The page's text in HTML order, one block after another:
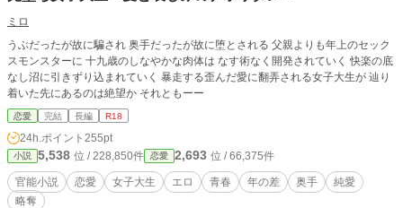
ミロ
うぶだったが故に騙され 奥手だったが故に堕とされる 父親よりも年上のセック
スモンスターに 十九歳のしなやかな肉体は なす術なく開発されていく 快楽の底
なし沼に引きずり込まれていく 暴走する歪んだ愛に翻弄される女子大生が 辿り
着いた先にあるのは絶望か それともーー
恋愛 完結 長編 R18
24h.ポイント 255pt
小説 5,538 位 / 228,850件 恋愛 2,693 位 / 66,375件
官能小説 恋愛 女子大生 エロ 青春 年の差 奥手
純愛
略奪